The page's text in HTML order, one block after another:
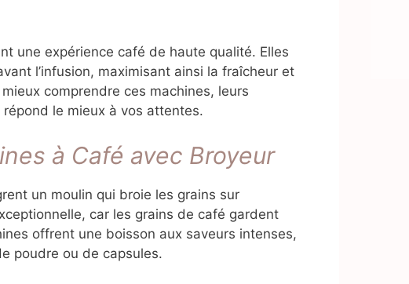
une expérience café de haute qualité. Elles
l’infusion, maximisant ainsi la fraîcheur et
comprendre ces machines, leurs
le mieux à vos attentes.
à Café avec Broyeur
un moulin qui broie les grains sur
car les grains de café gardent
offrent une boisson aux saveurs intenses,
poudre ou de capsules.